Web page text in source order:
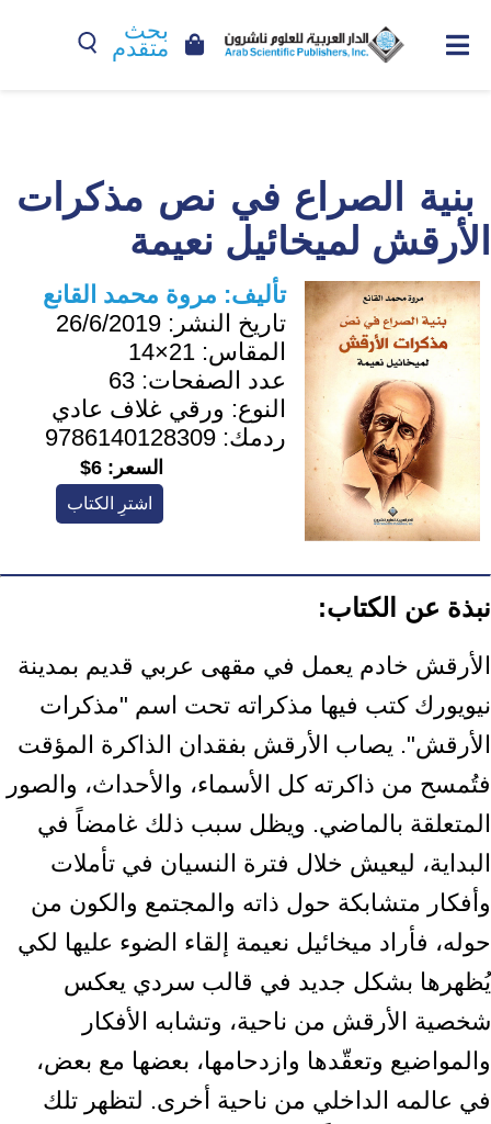
بحث
متقدم
بنية الصراع في نص مذكرات
الأرقش لميخائيل نعيمة
تأليف: مروة محمد القانع
تاريخ النشر: 26/6/2019
المقاس: 21×14
عدد الصفحات: 63
النوع: ورقي غلاف عادي
ردمك: 9786140128309
السعر: 6$
اشترِ الكتاب
نبذة عن الكتاب:
الأرقش خادم يعمل في مقهى عربي قديم بمدينة
نيويورك كتب فيها مذكراته تحت ‏اسم "مذكرات
الأرقش". يصاب الأرقش بفقدان الذاكرة المؤقت
فتُمسح من ذاكرته كل ‏الأسماء، والأحداث، والصور
المتعلقة بالماضي. ويظل سبب ذلك غامضاً في
البداية، ‏ليعيش خلال فترة النسيان في تأملات
وأفكار متشابكة حول ذاته والمجتمع والكون ‏من
حوله، فأراد ميخائيل نعيمة إلقاء الضوء عليها لكي
يُظهرها بشكل جديد في قالب ‏سردي يعكس
شخصية الأرقش من ناحية، وتشابه الأفكار
والمواضيع وتعقّدها ‏وازدحامها، بعضها مع بعض،
في عالمه الداخلي من ناحية أخرى. لتظهر تلك